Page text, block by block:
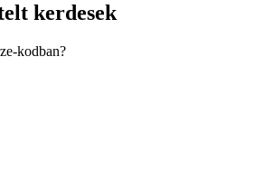
kerdesek
kodban?